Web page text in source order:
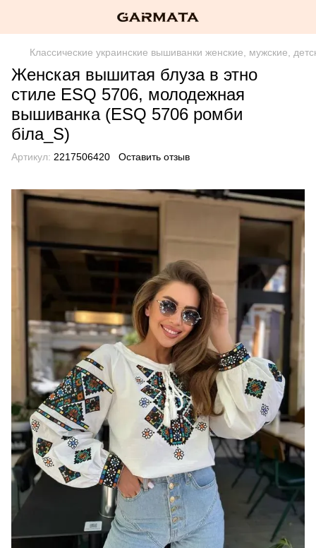
Классические украинские вышиванки женские, мужские,
Женская вышитая блуза в этно
стиле ESQ 5706, молодежная
вышиванка (ESQ 5706 ромби
біла_S)
Артикул: 2217506420 Оставить отзыв